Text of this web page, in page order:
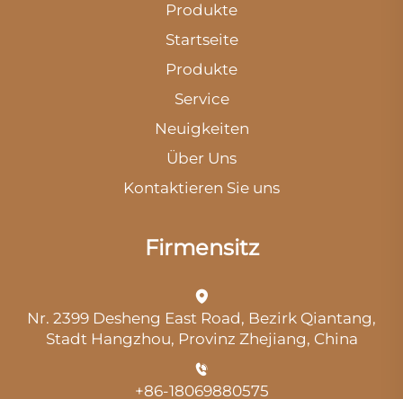
Produkte
Startseite
Produkte
Service
Neuigkeiten
Über Uns
Kontaktieren Sie uns
Firmensitz
Nr. 2399 Desheng East Road, Bezirk Qiantang,
Stadt Hangzhou, Provinz Zhejiang, China
+86-18069880575